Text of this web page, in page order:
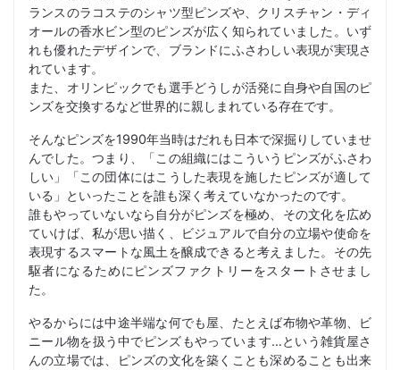
ランスのラコステのシャツ型ピンズや、クリスチャン・ディ
オールの香水ビン型のピンズが広く知られていました。いず
れも優れたデザインで、ブランドにふさわしい表現が実現さ
れています。
また、オリンピックでも選手どうしが活発に自身や自国のピ
ンズを交換するなど世界的に親しまれている存在です。
そんなピンズを1990年当時はだれも日本で深掘りしていませ
んでした。つまり、「この組織にはこういうピンズがふさわ
しい」「この団体にはこうした表現を施したピンズが適して
いる」といったことを誰も深く考えていなかったのです。
誰もやっていないなら自分がピンズを極め、その文化を広め
ていけば、私が思い描く、ビジュアルで自分の立場や使命を
表現するスマートな風土を醸成できると考えました。その先
駆者になるためにピンズファクトリーをスタートさせまし
た。
やるからには中途半端な何でも屋、たとえば布物や革物、ビ
ニール物を扱う中でピンズもやっています…という雑貨屋さ
んの立場では、ピンズの文化を築くことも深めることも出来